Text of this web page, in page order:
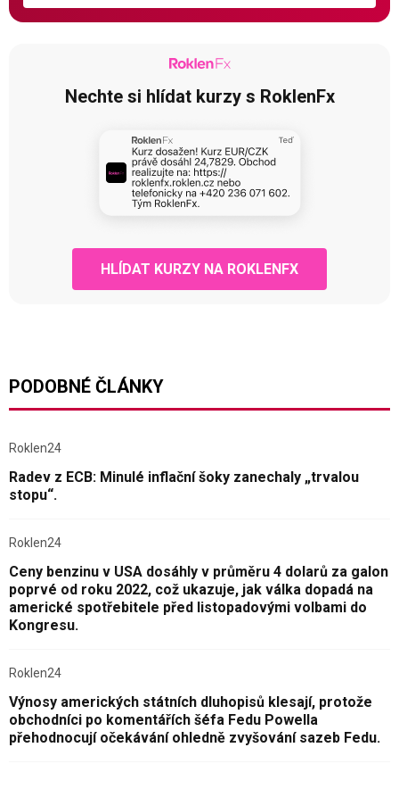
Nechte si hlídat kurzy s RoklenFx
HLÍDAT KURZY NA ROKLENFX
PODOBNÉ ČLÁNKY
Roklen24
Radev z ECB: Minulé inflační šoky zanechaly „trvalou
stopu“.
Roklen24
Ceny benzinu v USA dosáhly v průměru 4 dolarů za galon
poprvé od roku 2022, což ukazuje, jak válka dopadá na
americké spotřebitele před listopadovými volbami do
Kongresu.
Roklen24
Výnosy amerických státních dluhopisů klesají, protože
obchodníci po komentářích šéfa Fedu Powella
přehodnocují očekávání ohledně zvyšování sazeb Fedu.